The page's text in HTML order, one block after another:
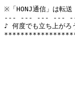
※「HONJ通信」は転
--- --- --- ---
♪ 何度でも立ち上が